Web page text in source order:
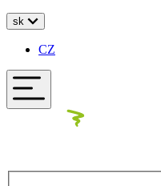
sk
CZ